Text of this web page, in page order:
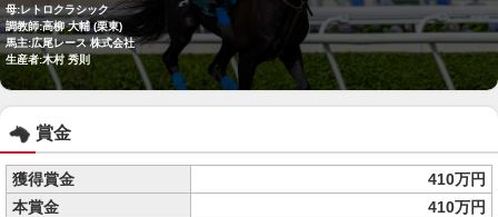
母:レトロクラシック
調教師:高柳 大輔 (栗東)
馬主:広尾レース 株式会社
生産者:木村 秀則
賞金
獲得賞金
410万円
本賞金
410万円